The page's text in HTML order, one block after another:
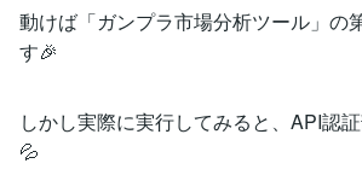
動けば「ガンプラ市場分析ツール」の
す🎉
しかし実際に実行してみると、API認
💦